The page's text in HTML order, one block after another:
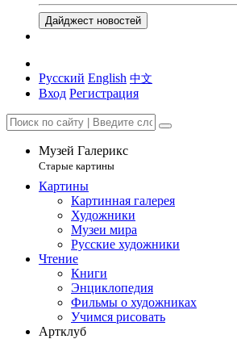
Дайджест новостей
Русский English 中文
Вход Регистрация
Музей Галерикс
Старые картины
Картины
Картинная галерея
Художники
Музеи мира
Русские художники
Чтение
Книги
Энциклопедия
Фильмы о художниках
Учимся рисовать
Артклуб